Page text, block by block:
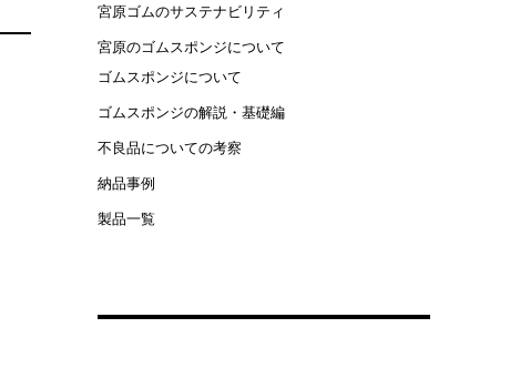
宮原ゴムのサステナビリティ
宮原のゴムスポンジについて
ゴムスポンジについて
ゴムスポンジの解説・基礎編
不良品についての考察
納品事例
製品一覧